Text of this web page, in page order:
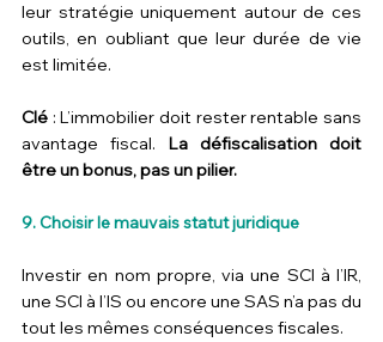
leur stratégie uniquement autour de ces
outils, en oubliant que leur durée de vie
est limitée.
Clé : L’immobilier doit rester rentable sans
avantage fiscal. La défiscalisation doit
être un bonus, pas un pilier.
9. Choisir le mauvais statut juridique
Investir en nom propre, via une SCI à l’IR,
une SCI à l’IS ou encore une SAS n’a pas du
tout les mêmes conséquences fiscales.